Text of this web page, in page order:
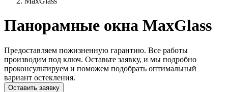
Панорамные окна MaxGlass
Предоставляем пожизненную гарантию. Все работы
производим под ключ. Оставьте заявку, и мы подробно
проконсультируем и поможем подобрать оптимальный
вариант остекления.
Оставить заявку